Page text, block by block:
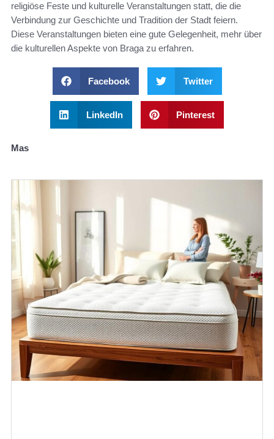
religiöse Feste und kulturelle Veranstaltungen statt, die die
Verbindung zur Geschichte und Tradition der Stadt feiern.
Diese Veranstaltungen bieten eine gute Gelegenheit, mehr über
die kulturellen Aspekte von Braga zu erfahren.
Facebook Twitter
LinkedIn Pinterest
Mas